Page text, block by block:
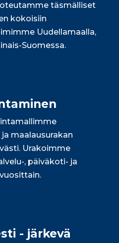
täsmälliset
kokoisiin
Uudellamaalla,
Suomessa.
maalausurakan
Urakoimme
, päiväkoti- ja
- järkevä